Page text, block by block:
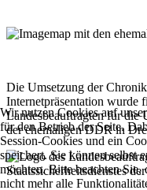
Die Umsetzung der
Internetpräsentation wurde
Landesbeauftragten für die
der ehemaligen DDR in
Wir nutzen Cookies auf
für den Betrieb der Seite.
Session-Cookies und ein
speichert. Sie können selbst
möchten. Bitte beachten
nicht mehr alle